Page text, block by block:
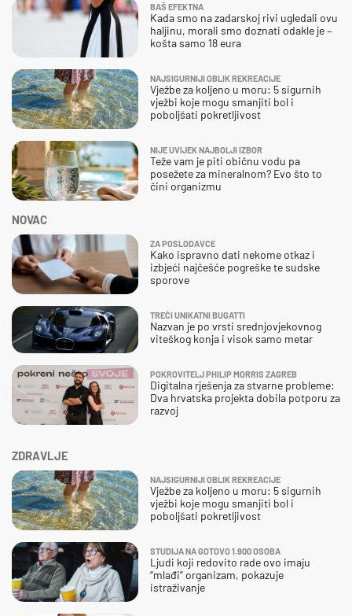
ZDRAVLJE
NAJSIGURNIJI OBLIK REKREACIJE
Vježbe za koljeno u moru: 5 sigurnih
vježbi koje mogu smanjiti bol i
poboljšati pokretljivost
STUDIJA NA GOTOVO 1.900 OSOBA
Ljudi koji redovito rade ovo imaju
“mlađi” organizam, pokazuje
istraživanje
NOVAC
ZA POSLODAVCE
Kako ispravno dati nekome otkaz i
izbjeći najčešće pogreške te sudske
sporove
TREĆI UNIKATNI BUGATTI
Nazvan je po vrsti srednjovjekovnog
viteškog konja i visok samo metar
POKROVITELJ PHILIP MORRIS ZAGREB
Digitalna rješenja za stvarne probleme:
Dva hrvatska projekta dobila potporu za
razvoj
BAŠ EFEKTNA
Kada smo na zadarskoj rivi ugledali ovu
haljinu, morali smo doznati odakle je –
košta samo 18 eura
NAJSIGURNIJI OBLIK REKREACIJE
Vježbe za koljeno u moru: 5 sigurnih
vježbi koje mogu smanjiti bol i
poboljšati pokretljivost
NIJE UVIJEK NAJBOLJI IZBOR
Teže vam je piti običnu vodu pa
posežete za mineralnom? Evo što to
čini organizmu